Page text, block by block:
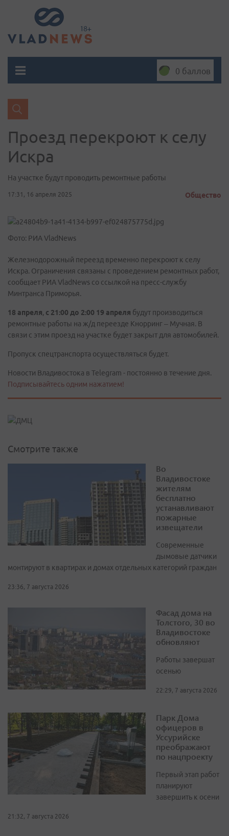
0 баллов
Проезд перекроют к селу
Искра
На участке будут проводить ремонтные работы
17:31, 16 апреля 2025 Общество
Фото: РИА VladNews
Железнодорожный переезд временно перекроют к селу
Искра. Ограничения связаны с проведением ремонтных работ,
сообщает РИА VladNews со ссылкой на пресс-службу
Минтранса Приморья.
18 апреля, с 21:00 до 2:00 19 апреля будут производиться
ремонтные работы на ж/д переезде Кнорринг – Мучная. В
связи с этим проезд на участке будет закрыт для автомобилей.
Пропуск спецтранспорта осуществляться будет.
Новости Владивостока в Telegram - постоянно в течение дня.
Подписывайтесь одним нажатием!
Смотрите также
Во
Владивостоке
жителям
бесплатно
устанавливают
пожарные
извещатели
Современные
дымовые датчики
монтируют в квартирах и домах отдельных категорий граждан
23:36, 7 августа 2026
Фасад дома на
Толстого, 30 во
Владивостоке
обновляют
Работы завершат
осенью
22:29, 7 августа 2026
Парк Дома
офицеров в
Уссурийске
преображают
по нацпроекту
Первый этап работ
планируют
завершить к осени
21:32, 7 августа 2026